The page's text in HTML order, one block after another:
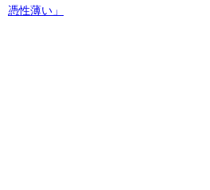
憑性薄い」